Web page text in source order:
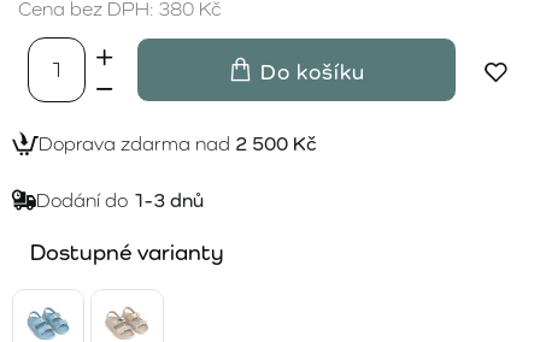
Cena bez DPH: 380 Kč
Do košíku
Doprava zdarma nad 2 500 Kč
Dodání do 1-3 dnů
Dostupné varianty